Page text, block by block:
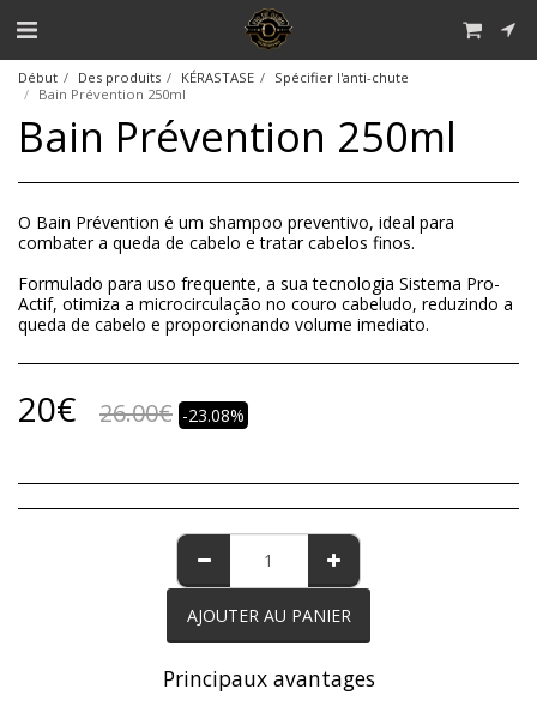
Début Des produits KÉRASTASE
Spécifier l'anti-chute
Bain Prévention 250ml
Bain Prévention 250ml
O Bain Prévention é um shampoo preventivo, ideal para
combater a queda de cabelo e tratar cabelos finos.
Formulado para uso frequente, a sua tecnologia Sistema Pro-
Actif, otimiza a microcirculação no couro cabeludo, reduzindo a
queda de cabelo e proporcionando volume imediato.
20€ 26.00€ -23.08%
AJOUTER AU PANIER
Principaux avantages